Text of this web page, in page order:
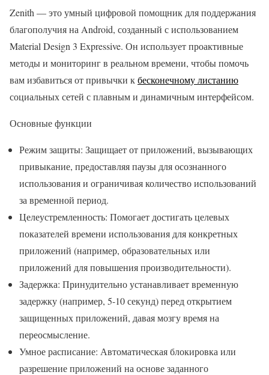
Zenith — это умный цифровой помощник для поддержания
благополучия на Android, созданный с использованием
Material Design 3 Expressive. Он использует проактивные
методы и мониторинг в реальном времени, чтобы помочь
вам избавиться от привычки кбесконечному листанию
социальных сетей с плавным и динамичным интерфейсом.
Основные функции
Режим защиты: Защищает от приложений, вызывающих
привыкание, предоставляя паузы для осознанного
использования и ограничивая количество использований
за временной период.
Целеустремленность: Помогает достигать целевых
показателей времени использования для конкретных
приложений (например, образовательных или
приложений для повышения производительности).
Задержка: Принудительно устанавливает временную
задержку (например, 5-10 секунд) перед открытием
защищенных приложений, давая мозгу время на
переосмысление.
Умное расписание: Автоматическая блокировка или
разрешение приложений на основе заданного